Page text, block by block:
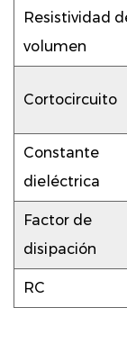
Resistividad
volumen
Cortocircuito
Constante
dieléctrica
Factor de
disipación
RC